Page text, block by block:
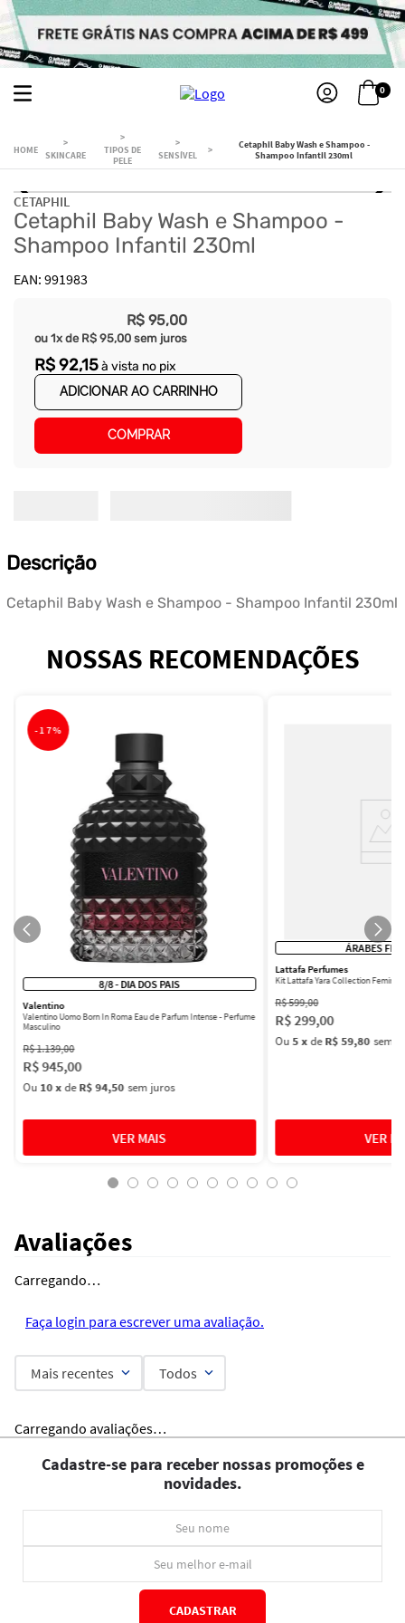
0
SKINCARE
TIPOS DE
PELE
SENSÍVEL
Cetaphil Baby Wash e Shampoo -
Shampoo Infantil 230ml
CETAPHIL
Cetaphil Baby Wash e Shampoo -
Shampoo Infantil 230ml
991983
R$ 95,00
ou 1x de R$ 95,00 sem juros
R$92,15à vista no pix
ADICIONAR AO CARRINHO
COMPRAR
Descrição
Cetaphil Baby Wash e Shampoo - Shampoo Infantil 230ml
NOSSAS RECOMENDAÇÕES
-17%
8/8 - DIA DOS PAIS
Valentino
Valentino Uomo Born In Roma Eau de Parfum Intense - Perfume
Masculino
R$1.139,00
R$945,00
Ou 10xdeR$ 94,50 sem juros
ÁRABES
Lattafa Perfumes
Kit Lattafa Yara Collection
R$599,00
R$ 299,00
Ou5xdeR$ 59,80 sem
Avaliações
Carregando…
Faça login para escrever uma avaliação.
Mais recentes Todos
Carregando avaliações…
Cadastre-se para receber nossas promoções e
novidades.
CADASTRAR